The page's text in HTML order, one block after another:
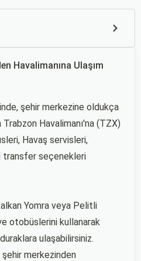
Havalimanına Ulaşım
şehir merkezine oldukça
Havalimanı'na (TZX)
Havaş servisleri,
transfer seçenekleri
Yomra veya Pelitli
otobüslerini kullanarak
ulaşabilirsiniz.
merkezinden